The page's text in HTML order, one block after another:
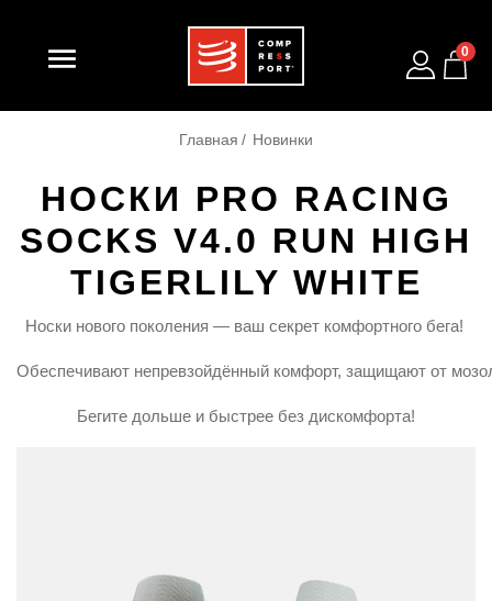
 0
Главная Новинки
НОСКИ PRO RACING
SOCKS V4.0 RUN HIGH
TIGERLILY WHITE
Носки нового поколения — ваш секрет комфортного бега!
Обеспечивают непревзойдённый комфорт, защищают от
Бегите дольше и быстрее без дискомфорта!